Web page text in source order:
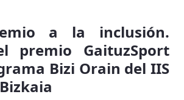
a la inclusión.
premio GaituzSport
Bizi Orain del IIS